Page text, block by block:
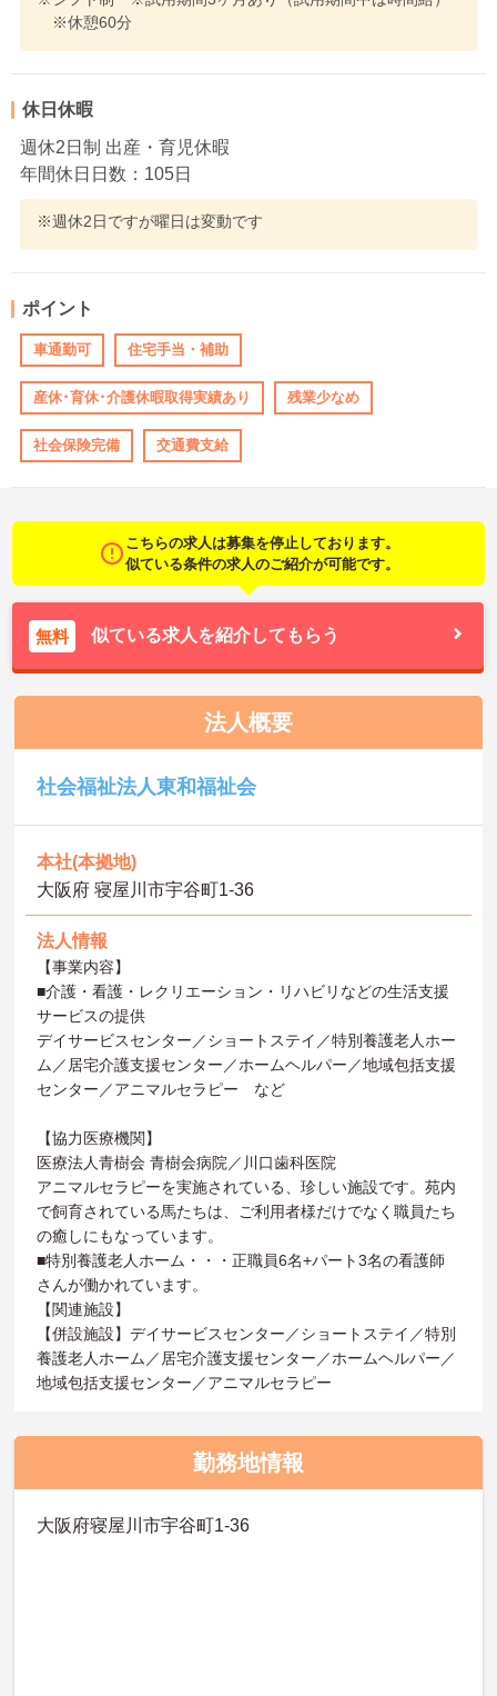
※休憩60分
休日休暇
週休2日制 出産・育児休暇
年間休日日数：105日
※週休2日ですが曜日は変動です
ポイント
車通勤可 住宅手当・補助
産休･育休･介護休暇取得実績あり 残業少なめ
社会保険完備 交通費支給
こちらの求人は募集を停止しております。
似ている条件の求人のご紹介が可能です。
無料 似ている求人を紹介してもらう
法人概要
社会福祉法人東和福祉会
本社(本拠地)
大阪府 寝屋川市宇谷町1‐36
法人情報
【事業内容】
■介護・看護・レクリエーション・リハビリなどの生活支援
サービスの提供
デイサービスセンター／ショートステイ／特別養護老人ホー
ム／居宅介護支援センター／ホームヘルパー／地域包括支援
センター／アニマルセラピー など
【協力医療機関】
医療法人青樹会 青樹会病院／川口歯科医院
アニマルセラピーを実施されている、珍しい施設です。苑内
で飼育されている馬たちは、ご利用者様だけでなく職員たち
の癒しにもなっています。
■特別養護老人ホーム・・・正職員6名+パート3名の看護師
さんが働かれています。
【関連施設】
【併設施設】デイサービスセンター／ショートステイ／特別
養護老人ホーム／居宅介護支援センター／ホームヘルパー／
地域包括支援センター／アニマルセラピー
勤務地情報
大阪府寝屋川市宇谷町1-36